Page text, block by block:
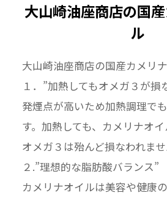
大山崎油座商店の国
ル
大山崎油座商店の国産カメリ
１．”加熱してもオメガ３が損
発煙点が高いため加熱調理で
す。加熱しても、カメリナオ
オメガ３は殆んど損なわれませ
２.”理想的な脂肪酸バランス”
カメリナオイルは美容や健康